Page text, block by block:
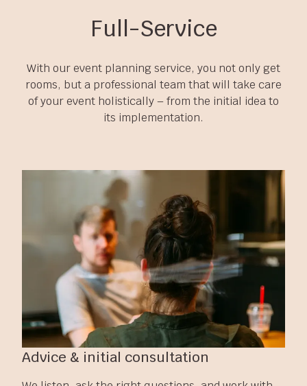
Full-Service
With our event planning service, you not only get
rooms, but a professional team that will take care
of your event holistically – from the initial idea to
its implementation.
Advice & initial consultation